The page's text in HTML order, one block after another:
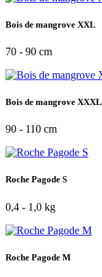
Bois de mangrove XXL
70 - 90 cm
Bois de mangrove XXXL
90 - 110 cm
Roche Pagode S
0,4 - 1,0 kg
Roche Pagode M